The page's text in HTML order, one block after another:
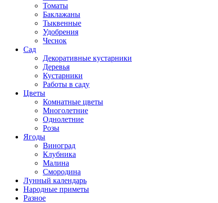
Томаты
Баклажаны
Тыквенные
Удобрения
Чеснок
Сад
Декоративные кустарники
Деревья
Кустарники
Работы в саду
Цветы
Комнатные цветы
Многолетние
Однолетние
Розы
Ягоды
Виноград
Клубника
Малина
Смородина
Лунный календарь
Народные приметы
Разное